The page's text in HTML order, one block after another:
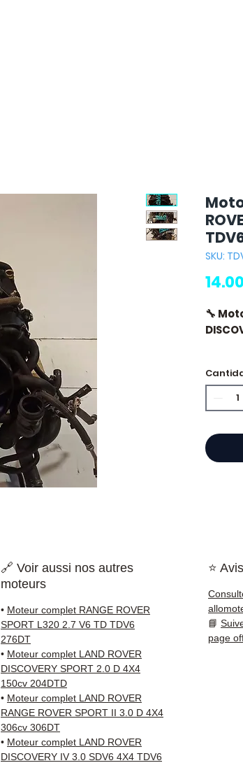
SKU:
🔧
🔖
⭐
✅
🔗 Voir aussi nos autres
moteurs
• Moteur complet RANGE ROVER
SPORT L320 2.7 V6 TD TDV6
276DT
• Moteur complet LAND ROVER
DISCOVERY SPORT 2.0 D 4X4
150cv 204DTD
• Moteur complet LAND ROVER
RANGE ROVER SPORT II 3.0 D 4X4
306cv 306DT
• Moteur complet LAND ROVER
DISCOVERY IV 3.0 SDV6 4X4 TDV6
⭐
📘
page